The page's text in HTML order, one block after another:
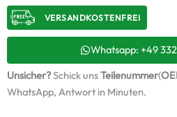
ABS993
+
Starter-
Menge
VERSANDKOSTENFREI​
Whatsapp: +49
Unsicher?Schick unsTeilenummer(
WhatsApp, Antwort in Minuten.